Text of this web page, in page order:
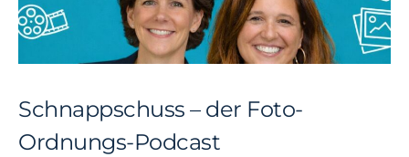
Schnappschuss – der Foto-
Ordnungs-Podcast